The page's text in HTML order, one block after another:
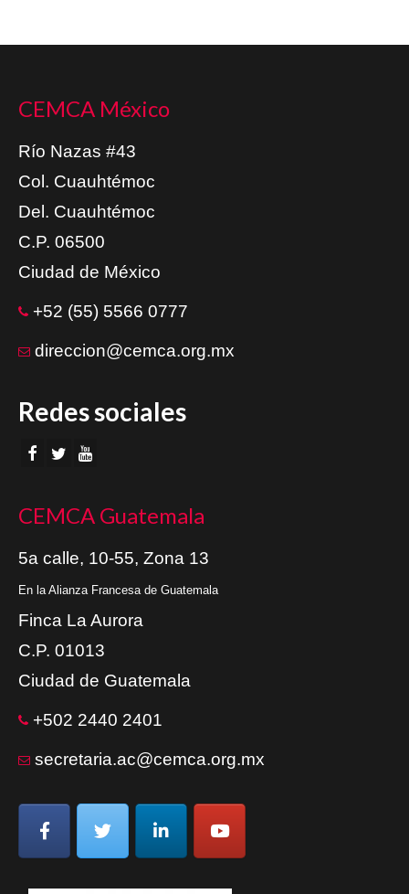
CEMCA México
Río Nazas #43
Col. Cuauhtémoc
Del. Cuauhtémoc
C.P. 06500
Ciudad de México
+52 (55) 5566 0777
direccion@cemca.org.mx
Redes sociales
CEMCA Guatemala
5a calle, 10-55, Zona 13
En la Alianza Francesa de Guatemala
Finca La Aurora
C.P. 01013
Ciudad de Guatemala
+502 2440 2401
secretaria.ac@cemca.org.mx